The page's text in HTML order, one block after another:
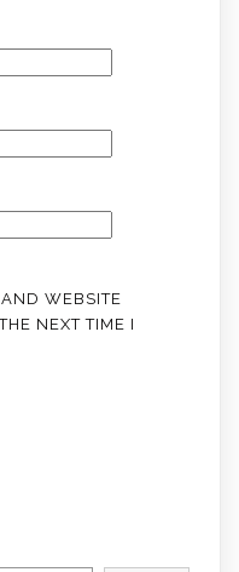
WEBSITE
NEXT TIME I